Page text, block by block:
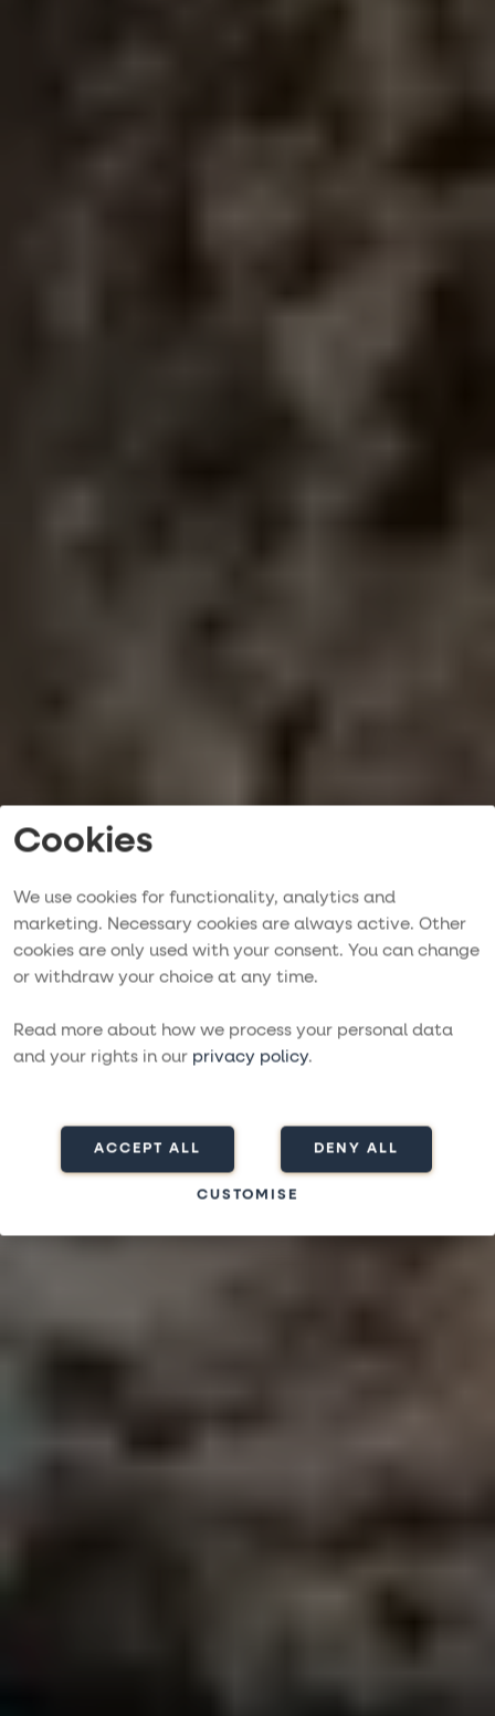
Cookies
We use cookies for functionality, analytics and
marketing. Necessary cookies are always active. Other
cookies are only used with your consent. You can change
or withdraw your choice at any time.
Read more about how we process your personal data
and your rights in our privacy policy.
ACCEPT ALL DENY ALL
CUSTOMISE
Sejlads i
Grækenland
AFSLAPNING BLANDT AUTENTISKE GRÆSKE ØER